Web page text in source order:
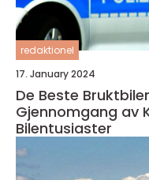
redaktionel
17. January 2024
De Beste
Gjennomgang av
Bilentusiaster